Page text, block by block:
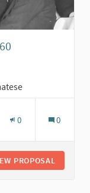
0 0
PROPOSAL